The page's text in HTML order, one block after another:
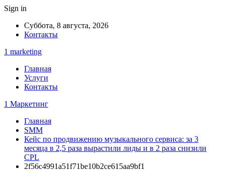
Sign in
Суббота, 8 августа, 2026
Контакты
1 marketing
Главная
Услуги
Контакты
1 Маркетинг
Главная
SMM
Кейс по продвижению музыкального сервиса: за 3
месяца в 2,5 раза вырастили лиды и в 2 раза снизили
CPL
2f56c4991a51f71be10b2ce615aa9bf1